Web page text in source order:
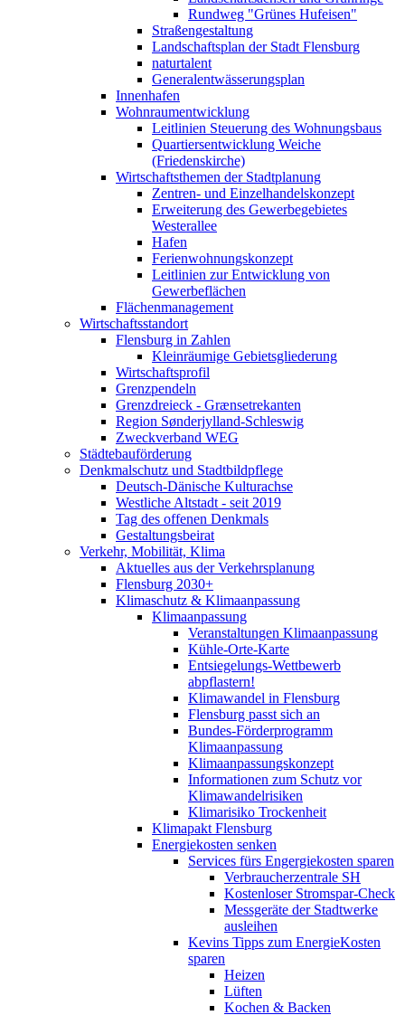
Rundweg "Grünes Hufeisen"
Straßengestaltung
Landschaftsplan der Stadt Flensburg
naturtalent
Generalentwässerungsplan
Innenhafen
Wohnraumentwicklung
Leitlinien Steuerung des Wohnungsbaus
Quartiersentwicklung Weiche
(Friedenskirche)
Wirtschaftsthemen der Stadtplanung
Zentren- und Einzelhandelskonzept
Erweiterung des Gewerbegebietes
Westerallee
Hafen
Ferienwohnungskonzept
Leitlinien zur Entwicklung von
Gewerbeflächen
Flächenmanagement
Wirtschaftsstandort
Flensburg in Zahlen
Kleinräumige Gebietsgliederung
Wirtschaftsprofil
Grenzpendeln
Grenzdreieck - Grænsetrekanten
Region Sønderjylland-Schleswig
Zweckverband WEG
Städtebauförderung
Denkmalschutz und Stadtbildpflege
Deutsch-Dänische Kulturachse
Westliche Altstadt - seit 2019
Tag des offenen Denkmals
Gestaltungsbeirat
Verkehr, Mobilität, Klima
Aktuelles aus der Verkehrsplanung
Flensburg 2030+
Klimaschutz & Klimaanpassung
Klimaanpassung
Veranstaltungen Klimaanpassung
Kühle-Orte-Karte
Entsiegelungs-Wettbewerb
abpflastern!
Klimawandel in Flensburg
Flensburg passt sich an
Bundes-Förderprogramm
Klimaanpassung
Klimaanpassungskonzept
Informationen zum Schutz vor
Klimawandelrisiken
Klimarisiko Trockenheit
Klimapakt Flensburg
Energiekosten senken
Services fürs Engergiekosten sparen
Verbraucherzentrale SH
Kostenloser Stromspar-Check
Messgeräte der Stadtwerke
ausleihen
Kevins Tipps zum EnergieKosten
sparen
Heizen
Lüften
Kochen & Backen